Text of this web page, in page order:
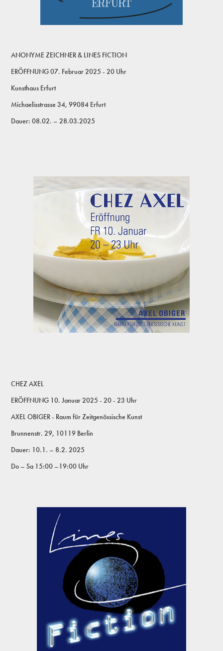
ANONYME ZEICHNER & LINES FICTION
ERÖFFNUNG 07. Februar 2025 - 20 Uhr
Kunsthaus Erfurt
Michaelisstrasse 34, 99084 Erfurt
Dauer: 08.02. – 28.03.2025
CHEZ AXEL
ERÖFFNUNG 10. Januar 2025 - 20 - 23 Uhr
AXEL OBIGER - Raum für Zeitgenössische Kunst
Brunnenstr. 29, 10119 Berlin
Dauer: 10.1. – 8.2. 2025
Do – Sa 15:00 –19:00 Uhr